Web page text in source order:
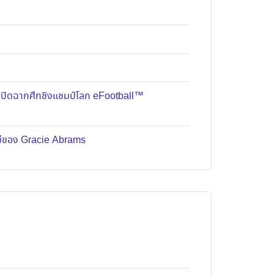
ปิดฉากศึกชิงแชมป์โลก eFootball™
อง Gracie Abrams